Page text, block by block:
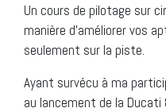
Un cours de pilotage sur
manière d’améliorer vos
seulement sur la piste.
Ayant survécu à ma
au lancement de la Ducati